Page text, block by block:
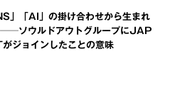
」「AI」の掛け合わせから生まれ
──ソウルドアウトグループにJAP
ジョインしたことの意味